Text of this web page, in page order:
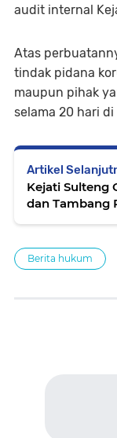
audit internal
Atas
tindak pidana
maupun pihak
selama 20 hari
Artikel
Kejati Sulteng
dan Tambang
Berita hukum